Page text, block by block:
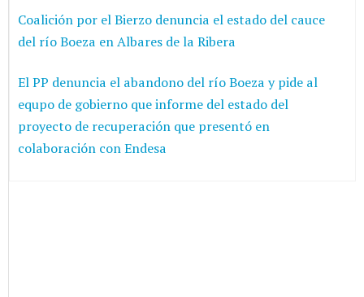
Coalición por el Bierzo denuncia el estado del cauce
del río Boeza en Albares de la Ribera
El PP denuncia el abandono del río Boeza y pide al
equpo de gobierno que informe del estado del
proyecto de recuperación que presentó en
colaboración con Endesa